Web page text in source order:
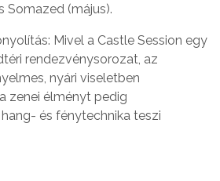
Somazed (május).
Mivel a Castle Session egy
rendezvénysorozat, az
nyári viseletben
zenei élményt pedig
és fénytechnika teszi